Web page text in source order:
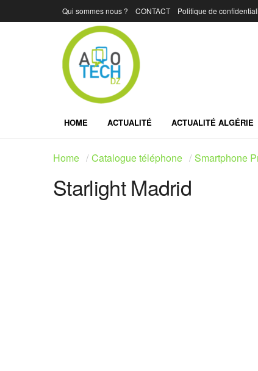
Qui sommes nous ? CONTACT Politique de
HOME ACTUALITÉ ACTUALITÉ ALGÉRIE
Home Catalogue téléphone Smartphone
Starlight Madrid